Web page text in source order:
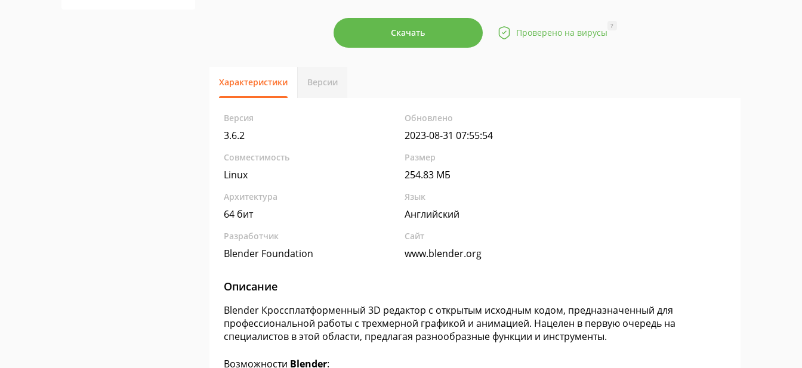
Скачать Проверено на вирусы
?
Характеристики Версии
Версия
3.6.2
Обновлено
2023-08-31 07:55:54
Совместимость
Linux
Размер
254.83 МБ
Архитектура
64 бит
Язык
Английский
Разработчик
Blender Foundation
Сайт
www.blender.org
Описание
Blender Кроссплатформенный 3D редактор с открытым исходным кодом, предназначенный для
профессиональной работы с трехмерной графикой и анимацией. Нацелен в первую очередь на
специалистов в этой области, предлагая разнообразные функции и инструменты.
Возможности Blender: